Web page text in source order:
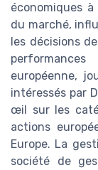
économiques
du marché,
les décisions
européenne,
intéressés par
œil sur les
actions
Europe. La
société de